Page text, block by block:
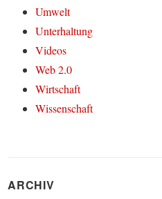
Umwelt
Unterhaltung
Videos
Web 2.0
Wirtschaft
Wissenschaft
ARCHIV